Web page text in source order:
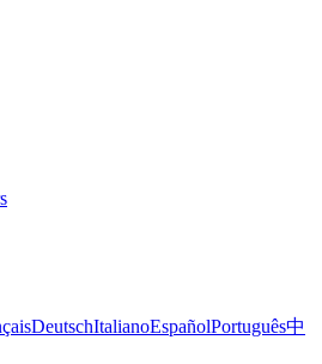
DeutschItalianoEspañolPortuguês中